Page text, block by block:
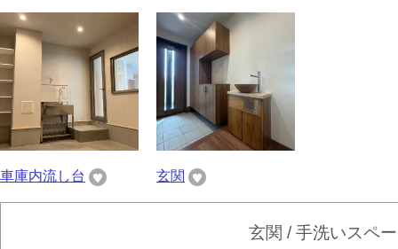
車庫内流し台 玄関
玄関 / 手洗いスペ